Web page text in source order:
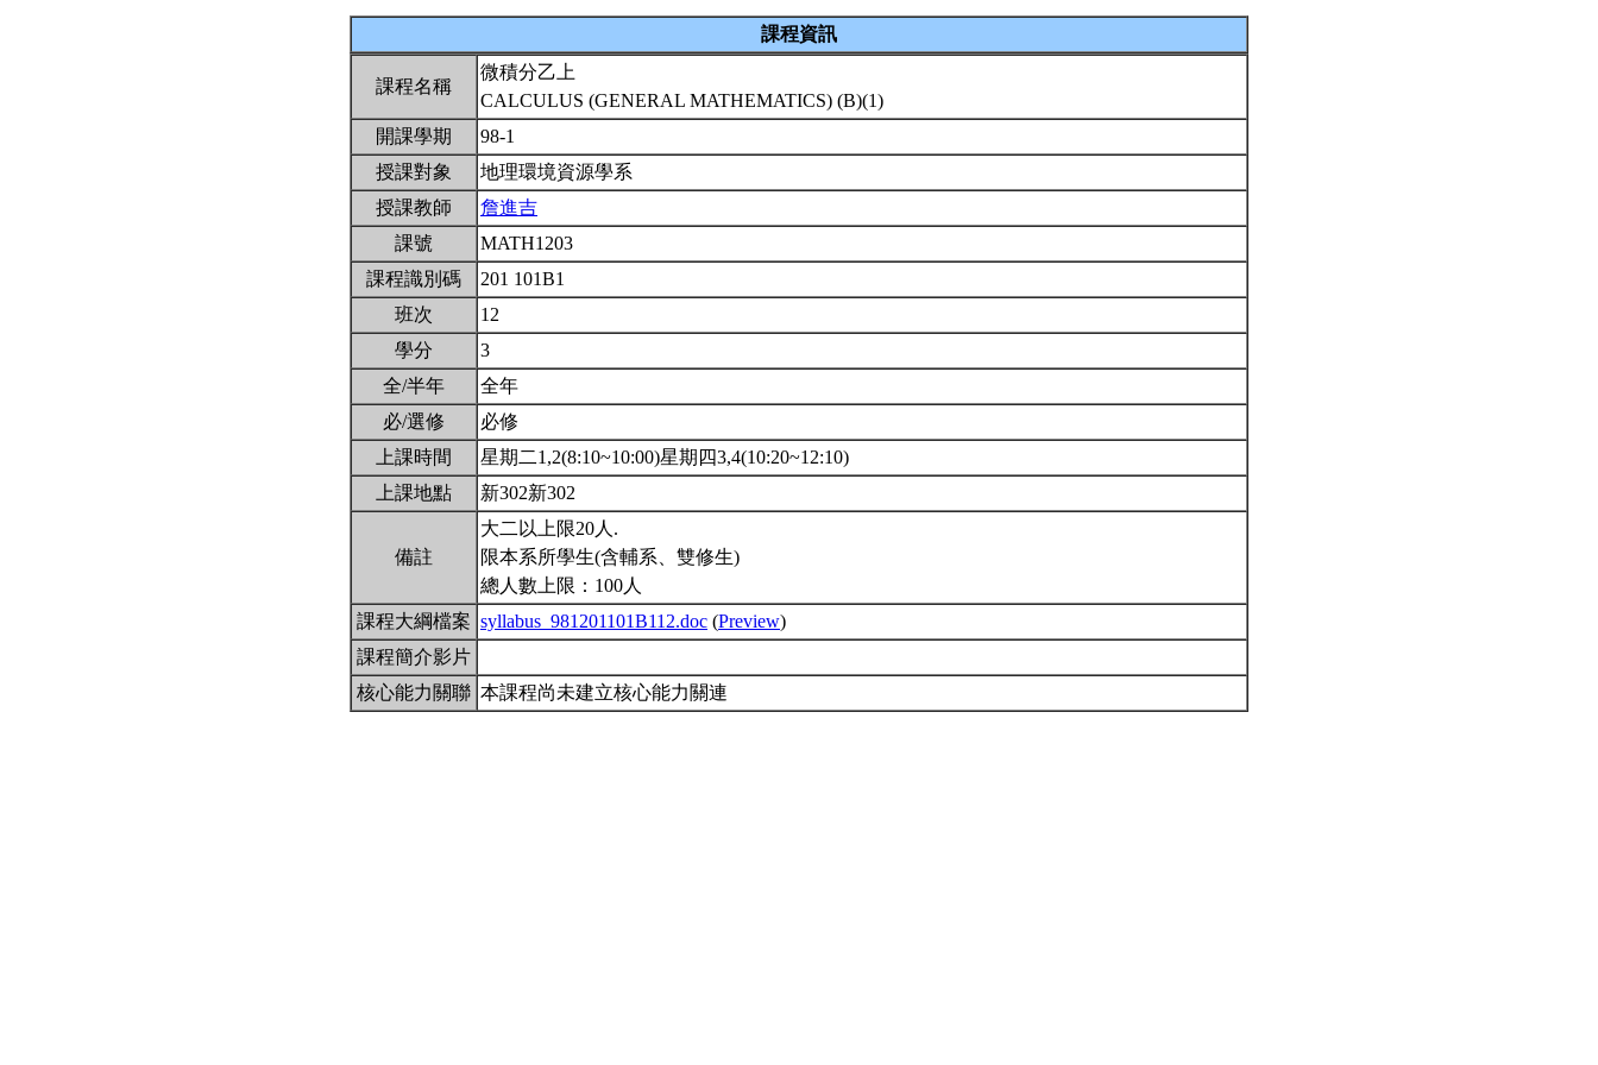
課程資訊
課程名稱
微積分乙上
CALCULUS (GENERAL MATHEMATICS) (B)(1)
開課學期
98-1
授課對象
地理環境資源學系
授課教師
詹進吉
課號
MATH1203
課程識別碼
201 101B1
班次
12
學分
3
全/半年
全年
必/選修
必修
上課時間
星期二1,2(8:10~10:00)星期四3,4(10:20~12:10)
上課地點
新302新302
備註
大二以上限20人.
限本系所學生(含輔系、雙修生)
總人數上限：100人
課程大綱檔案 syllabus_981201101B112.doc (Preview)
課程簡介影片
核心能力關聯 本課程尚未建立核心能力關連